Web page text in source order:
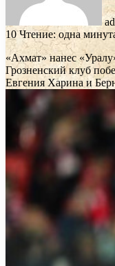
10Чтение: одна
«Ахмат» нанес
Грозненский клуб
Евгения Харина и